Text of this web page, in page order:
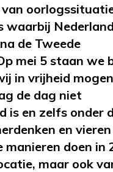
waarbij Nederland
na de Tweede
mei 5 staan we
in vrijheid
de dag niet
is en zelfs onder
en
manieren doen in
maar ook